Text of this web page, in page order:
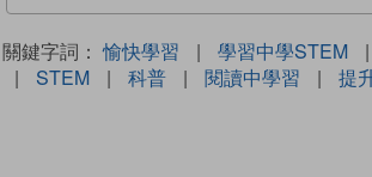
關鍵字詞：愉快學習 | 學習中學STEM |
|
STEM | 科普 | 閱讀中學習 | 提